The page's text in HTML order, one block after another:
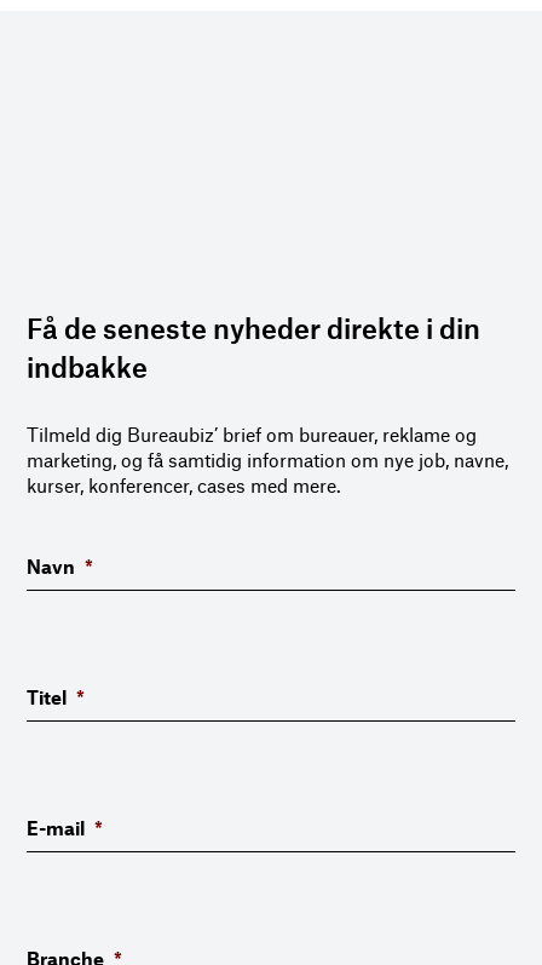
Få de seneste nyheder direkte i din
indbakke
Tilmeld dig Bureaubiz’ brief om bureauer, reklame og
marketing, og få samtidig information om nye job, navne,
kurser, konferencer, cases med mere.
Navn *
Titel *
E-mail *
Branche *